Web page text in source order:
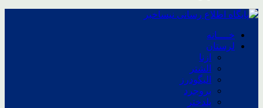
خــــانه
لرستان
ازنا
الشتر
الیگودرز
بروجرد
پلدختر